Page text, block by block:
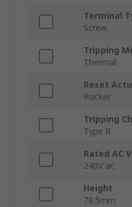
Terminal
Screw
Tripping
Thermal
Reset
Rocker
Tripping
Type R
Rated AC
240V ac
Height
78.5mm